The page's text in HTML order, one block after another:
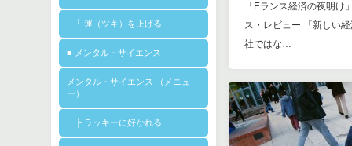
└ 運（ツキ）を上げる
■ メンタル・サイエンス
メンタル・サイエンス （メニュ
ー）
├ ラッキーに好かれる
「Eランス経済の夜明け
ス・レビュー 「新しい
社ではな…